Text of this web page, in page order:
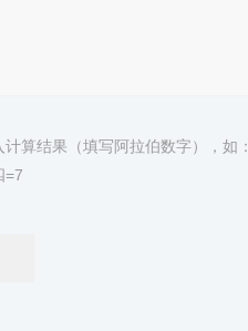
计算结果（填写阿拉伯数字），如：
=7